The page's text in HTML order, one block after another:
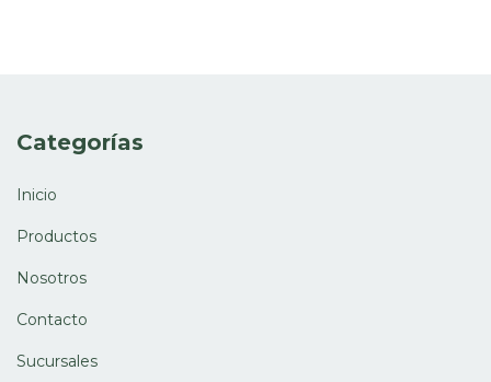
Categorías
Inicio
Productos
Nosotros
Contacto
Sucursales